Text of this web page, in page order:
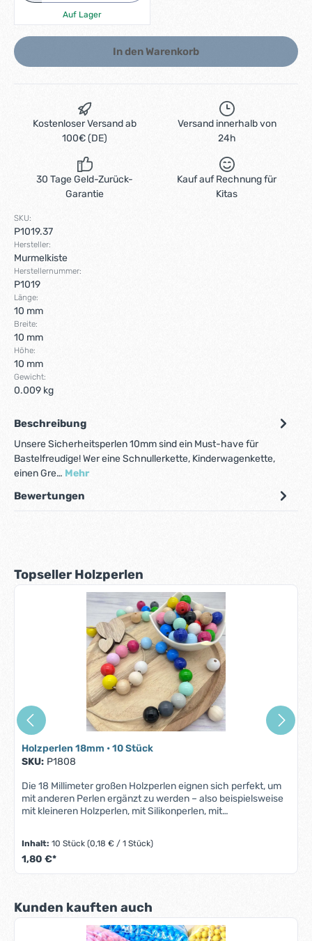
Auf Lager
In den Warenkorb
Kostenloser Versand ab
100€ (DE)
Versand innerhalb von
24h
30 Tage Geld-Zurück-
Garantie
Kauf auf Rechnung für
Kitas
SKU:
P1019.37
Hersteller:
Murmelkiste
Herstellernummer:
P1019
Länge:
10 mm
Breite:
10 mm
Höhe:
10 mm
Gewicht:
0.009 kg
Beschreibung
Unsere Sicherheitsperlen 10mm sind ein Must-have für
Bastelfreudige! Wer eine Schnullerkette, Kinderwagenkette,
einen Gre… Mehr
Bewertungen
Produktgalerie überspringen
Topseller Holzperlen
Holzperlen 18mm • 10 Stück
SKU: P1808
Die 18 Millimeter großen Holzperlen eignen sich perfekt, um
mit anderen Perlen ergänzt zu werden – also beispielsweise
mit kleineren Holzperlen, mit Silikonperlen, mit
Perlen auf die Bänder und Schnüre. Holzperlen aus dem
Shop der Murmelkiste bereiten Babys und Kleinkindern viel
Freude. Mit ihrer angenehmen Oberflächentextur, der
erforscht zu werden. Natürlich sind Holzperlen 18 Millimeter
in vielen Farben erhältlich, sodass jeder sein individuelles
Bastelprojekt ganz nach den eigenen Vorstellungen
Inhalt:10 Stück(0,18 € / 1 Stück)
1,80 €*
Produktgalerie überspringen
Kunden kauften auch